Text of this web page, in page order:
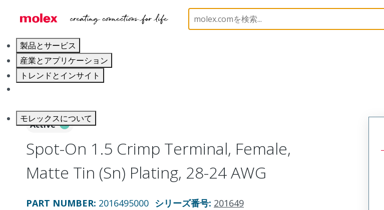
製品とサービス
産業とアプリケーション
トレンドとインサイト
モレックスについて
PCB / Wire Connectors Crimp Terminals 201649 2016495000
Active
Spot-On 1.5 Crimp Terminal, Female,
Matte Tin (Sn) Plating, 28-24 AWG
PART NUMBER: 2016495000 シリーズ番号: 201649